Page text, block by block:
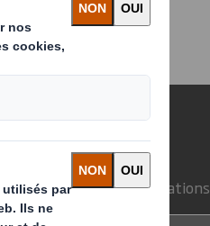
Contact
Nos implantations